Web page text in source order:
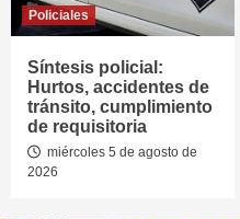
Policiales
Síntesis policial:
Hurtos, accidentes de
tránsito, cumplimiento
de requisitoria
miércoles 5 de agosto de
2026